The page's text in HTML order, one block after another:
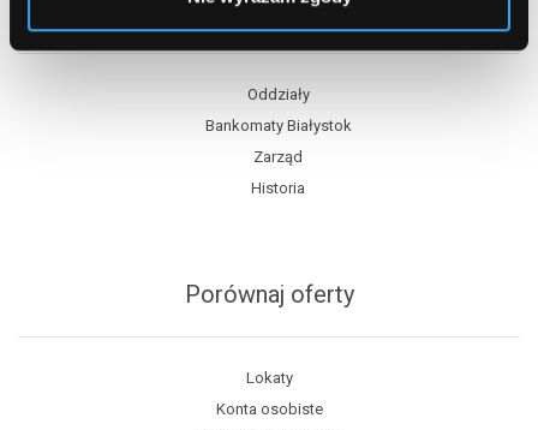
Spis treści
Oddziały
Bankomaty Białystok
Zarząd
Historia
Porównaj oferty
Lokaty
Konta osobiste